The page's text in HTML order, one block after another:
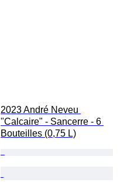
2023 André Neveu
"Calcaire" - Sancerre - 6
Bouteilles (0,75 L)